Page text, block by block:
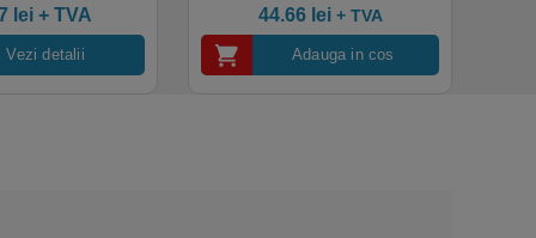
premium
lei+ TVA
Vezi detalii
44.66 lei + TVA
Adauga in cos